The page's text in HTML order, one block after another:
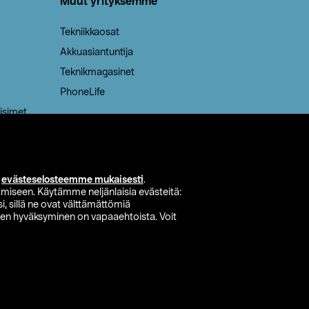
evästeselosteemme mukaisesti.
Käytämme neljänlaisia evästeitä:
sillä ne ovat välttämättömiä
hyväksyminen on vapaaehtoista. Voit
Tekniikkaosat
Akkuasiantuntija
Teknikmagasinet
PhoneLife